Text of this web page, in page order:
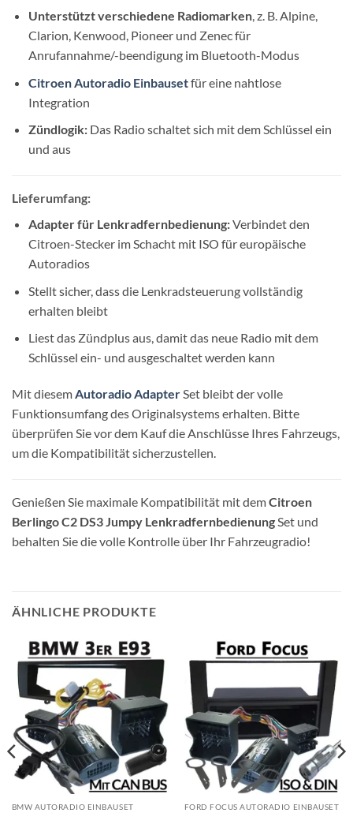
Unterstützt verschiedene Radiomarken, z. B. Alpine,
Clarion, Kenwood, Pioneer und Zenec für
Anrufannahme/-beendigung im Bluetooth-Modus
Citroen Autoradio Einbausetfür eine nahtlose
Integration
Zündlogik:Das Radio schaltet sich mit dem Schlüssel ein
und aus
Lieferumfang:
Adapter für Lenkradfernbedienung:Verbindet den
Citroen-Stecker im Schacht mit ISO für europäische
Autoradios
Stellt sicher, dass die Lenkradsteuerung vollständig
erhalten bleibt
Liest das Zündplus aus, damit das neue Radio mit dem
Schlüssel ein- und ausgeschaltet werden kann
Mit diesemAutoradio AdapterSet bleibt der volle
Funktionsumfang des Originalsystems erhalten. Bitte
überprüfen Sie vor dem Kauf die Anschlüsse Ihres Fahrzeugs,
um die Kompatibilität sicherzustellen.
Genießen Sie maximale Kompatibilität mit demCitroen
Berlingo C2 DS3 Jumpy Lenkradfernbedienung Set und
behalten Sie die volle Kontrolle über Ihr Fahrzeugradio!
ÄHNLICHE PRODUKTE
BMW AUTORADIO EINBAUSET FORD FOCUS AUTORADIO EINBAUSET